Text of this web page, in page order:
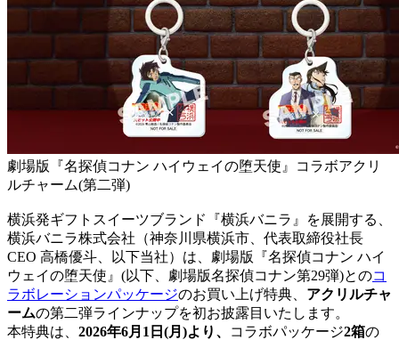
劇場版『名探偵コナン ハイウェイの堕天使』コラボアクリ
ルチャーム(第二弾)
横浜発ギフトスイーツブランド『横浜バニラ』を展開する、
横浜バニラ株式会社（神奈川県横浜市、代表取締役社長
CEO 高橋優斗、以下当社）は、劇場版『名探偵コナン ハイ
ウェイの堕天使』(以下、劇場版名探偵コナン第29弾)とのコ
ラボレーションパッケージのお買い上げ特典、 アクリルチャ
ームの第二弾ラインナップを初お披露目いたします。
本特典は、 2026年6月1日(月)より、 コラボパッケージ2箱の